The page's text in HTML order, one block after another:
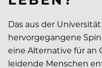
Das aus der
hervorgegangene
eine Alternative für
leidende Menschen